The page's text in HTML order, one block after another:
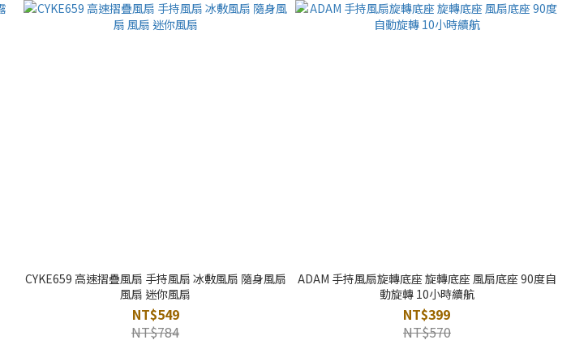
CYKE659 高速摺疊風扇 手持風扇 冰敷風扇 隨身風扇
風扇 迷你風扇
NT$549
NT$784
ADAM 手持風扇旋轉底座 旋轉底座 風扇底座 90度自
動旋轉 10小時續航
NT$399
NT$570